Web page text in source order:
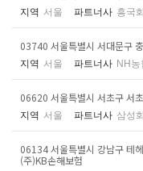
지역 서울 파트너사 흥국
03740 서울특별시 서대문구
지역 서울 파트너사 NH농
06620 서울특별시 서초구 서
지역 서울 파트너사 삼성
06134 서울특별시 강남구 테
(주)KB손해보험